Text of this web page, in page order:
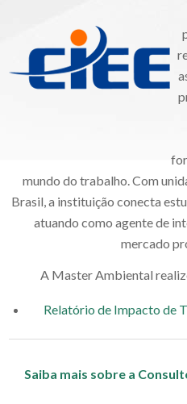
mundo do trabalho. Com
Brasil, a instituição conecta
atuando como agente de
mercado
A Master Ambiental
Relatório de Impacto de
Saiba mais sobre a